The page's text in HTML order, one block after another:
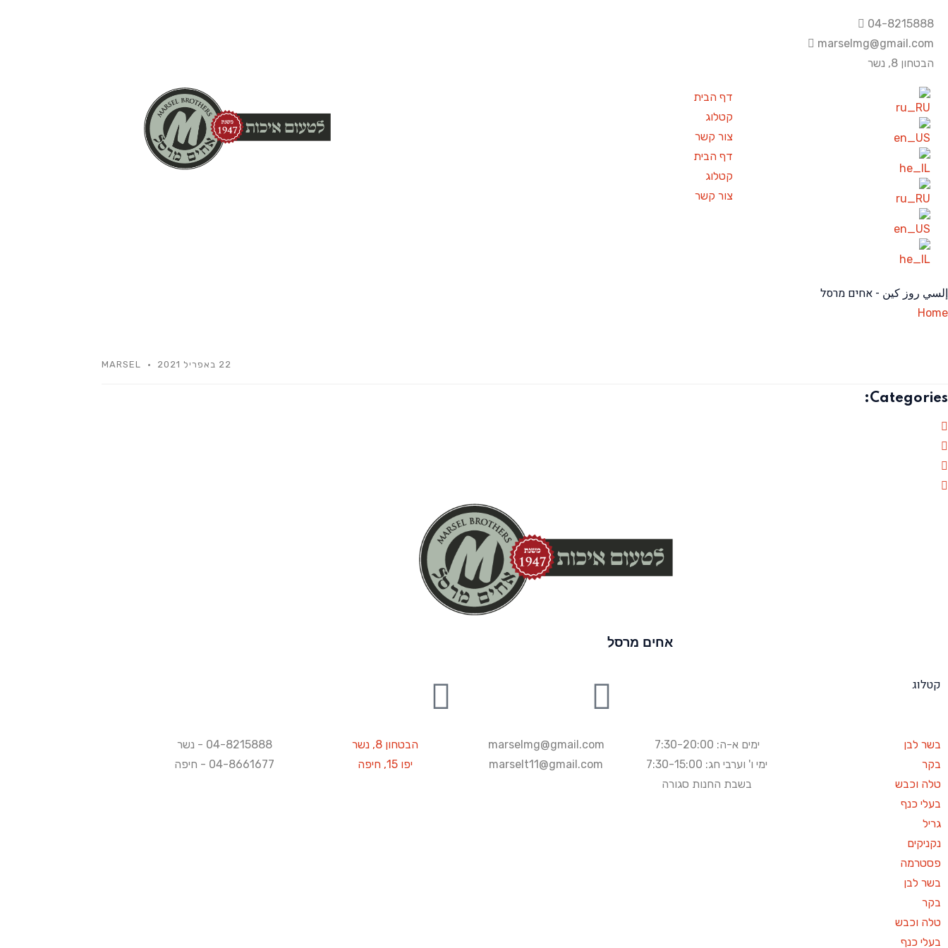
04-8215888
marselmg@gmail.com
הבטחון 8, נשר
דף הבית
קטלוג
צור קשר
דף הבית
קטלוג
צור קשר
إلسي روز كين - אחים מרסל
Home
MARSEL 22 באפריל 2021
Categories:
אחים מרסל
קטלוג
בשר לבן
בקר
טלה וכבש
בעלי כנף
גריל
נקניקים
פסטרמה
בשר לבן
בקר
טלה וכבש
בעלי כנף
ימים א-ה: 7:30-20:00
ימי ו' וערבי חג: 7:30-15:00
בשבת החנות סגורה
marselmg@gmail.com
marselt11@gmail.com
הבטחון 8, נשר
יפו 15, חיפה
04-8215888 - נשר​
04-8661677 - חיפה